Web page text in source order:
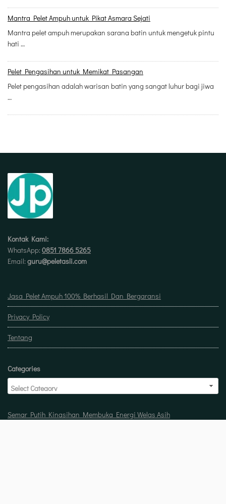
Mantra Pelet Ampuh untuk Pikat Asmara Sejati
Mantra pelet ampuh merupakan sarana batin untuk mengetuk pintu
hati …
Pelet Pengasihan untuk Memikat Pasangan
Pelet pengasihan adalah warisan batin yang sangat luhur bagi jiwa
…
Kontak Kami:
WhatsApp: 0851 7866 5265
Email: guru@peletasli.com
Jasa Pelet Ampuh 100% Berhasil Dan Bergaransi
Privacy Policy
Tentang
Categories
Semar Putih Kinasihan Membuka Energi Welas Asih